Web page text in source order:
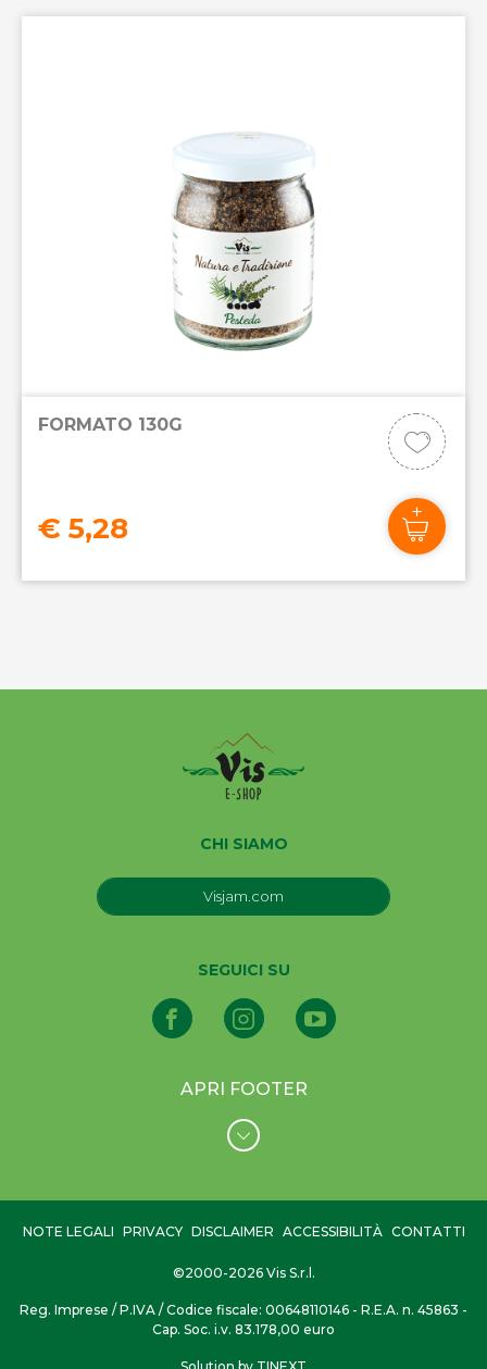
FORMATO 130G
€ 5,28
CHI SIAMO
Visjam.com
SEGUICI SU
APRI FOOTER
NOTE LEGALI PRIVACY DISCLAIMER ACCESSIBILITÀ CONTATTI
©2000-2026 Vis S.r.l.
Reg. Imprese / P.IVA / Codice fiscale: 00648110146 - R.E.A. n. 45863 -
Cap. Soc. i.v. 83.178,00 euro